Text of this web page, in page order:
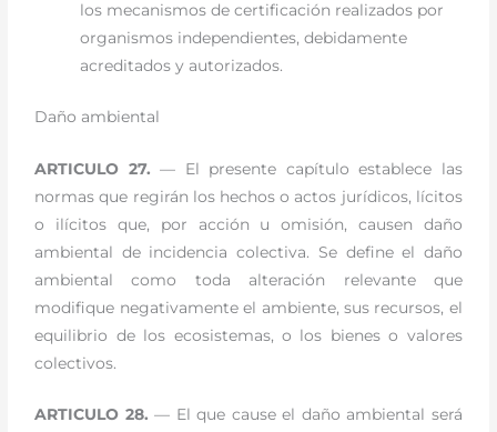
los mecanismos de certificación realizados por
organismos independientes, debidamente
acreditados y autorizados.
Daño ambiental
ARTICULO 27.— El presente capítulo establece las
normas que regirán los hechos o actos jurídicos, lícitos
o ilícitos que, por acción u omisión, causen daño
ambiental de incidencia colectiva. Se define el daño
ambiental como toda alteración relevante que
modifique negativamente el ambiente, sus recursos, el
equilibrio de los ecosistemas, o los bienes o valores
colectivos.
ARTICULO 28.— El que cause el daño ambiental será